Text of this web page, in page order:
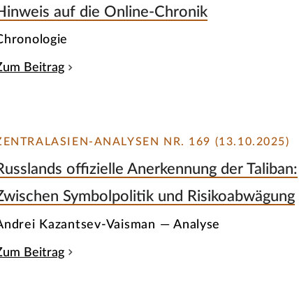
auf die Online-Chronik
Beitrag
ANALYSEN NR. 169 (13.10.2025)
offizielle Anerkennung der Taliban:
Symbolpolitik und Risikoabwägung
Kazantsev-Vaisman — Analyse
Beitrag